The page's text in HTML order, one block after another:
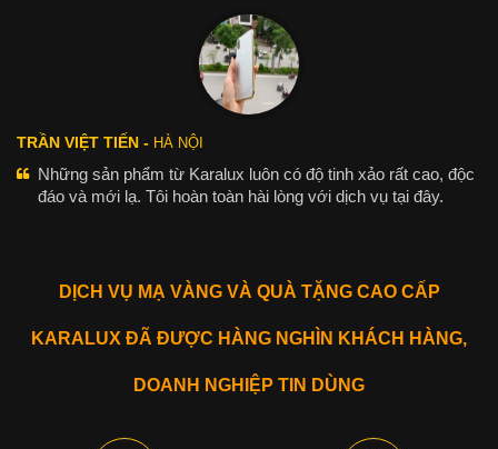
TRẦN VIỆT TIẾN - HÀ NỘI
Những sản phẩm từ Karalux luôn có độ tinh xảo rất cao, độc
đáo và mới lạ. Tôi hoàn toàn hài lòng với dịch vụ tại đây.
DỊCH VỤ MẠ VÀNG VÀ QUÀ TẶNG CAO CẤP
KARALUX ĐÃ ĐƯỢC HÀNG NGHÌN KHÁCH HÀNG,
DOANH NGHIỆP TIN DÙNG